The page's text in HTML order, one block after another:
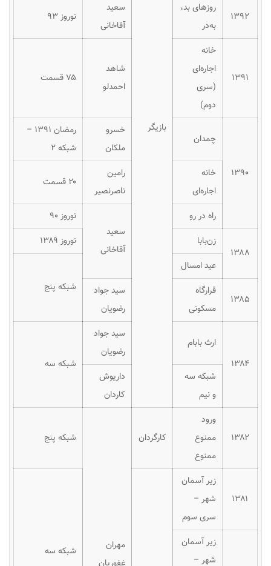
بازیگر
۱۳۹۲
روزهای بد،
به‌در
سعید
آقاخانی
نوروز ۹۳
۱۳۹۱
خانه
اجاره‌ای
(سری
دوم)
شاهد
احمدلو
۷۵ قسمت
۱۳۹۰
چمدان
خسرو
ملکان
رمضان ۱۳۹۱ –
شبکه ۲
خانه
اجاره‌ای
رامین
ناصرنصیر
۲۰ قسمت
راه در رو
سعید
آقاخانی
نوروز ۹۰
۱۳۸۸
زن‌بابا
نوروز ۱۳۸۹
عید امسال
شبکه پنج
۱۳۸۵
قرارگاه
مسکونی
سید جواد
رضویان
۱۳۸۴
ارث بابام
سید جواد
رضویان
شبکه سه
شبکه سه
و نیم
داریوش
کاردان
۱۳۸۲
ورود
ممنوع
ممنوع
کارگردان
مهران
شبکه پنج
۱۳۸۱
زیر آسمان
شهر –
سری سوم
شبکه سه
زیر آسمان
شهر –